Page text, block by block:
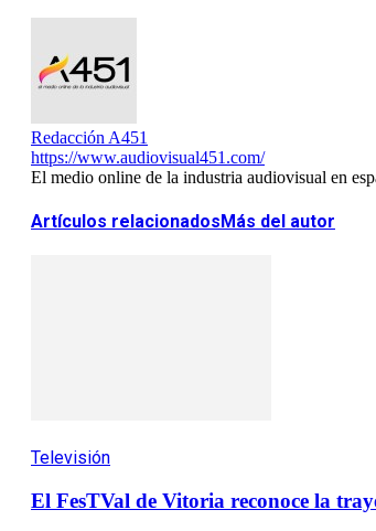
Redacción A451
https://www.audiovisual451.com/
El medio online de la industria audiovisual en
Artículos relacionadosMás del autor
Televisión
El FesTVal de Vitoria reconoce la